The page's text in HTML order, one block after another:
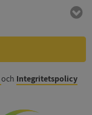
och Integritetspolicy